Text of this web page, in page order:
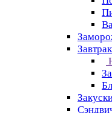
Завтрак